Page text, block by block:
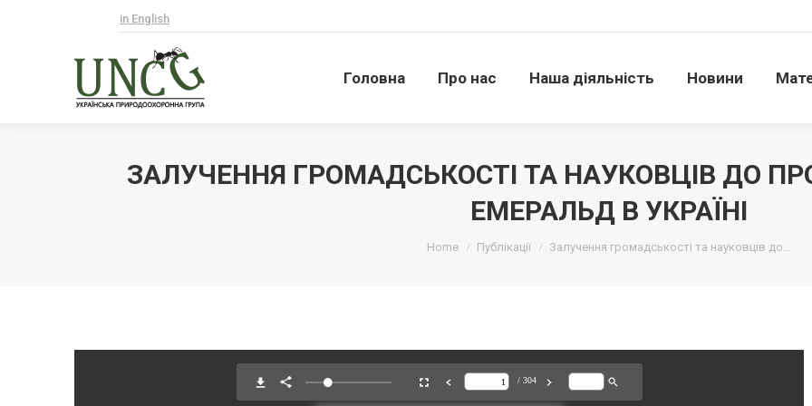
in English
Головна Про нас Наша діяльність Новини
ЗАЛУЧЕННЯ ГРОМАДСЬКОСТІ ТА НАУКОВЦІВ ДО
ЕМЕРАЛЬД В УКРАЇНІ
Home Публікації Залучення громадськості та науковців до…
Головна Про нас Наша діяльність Новини